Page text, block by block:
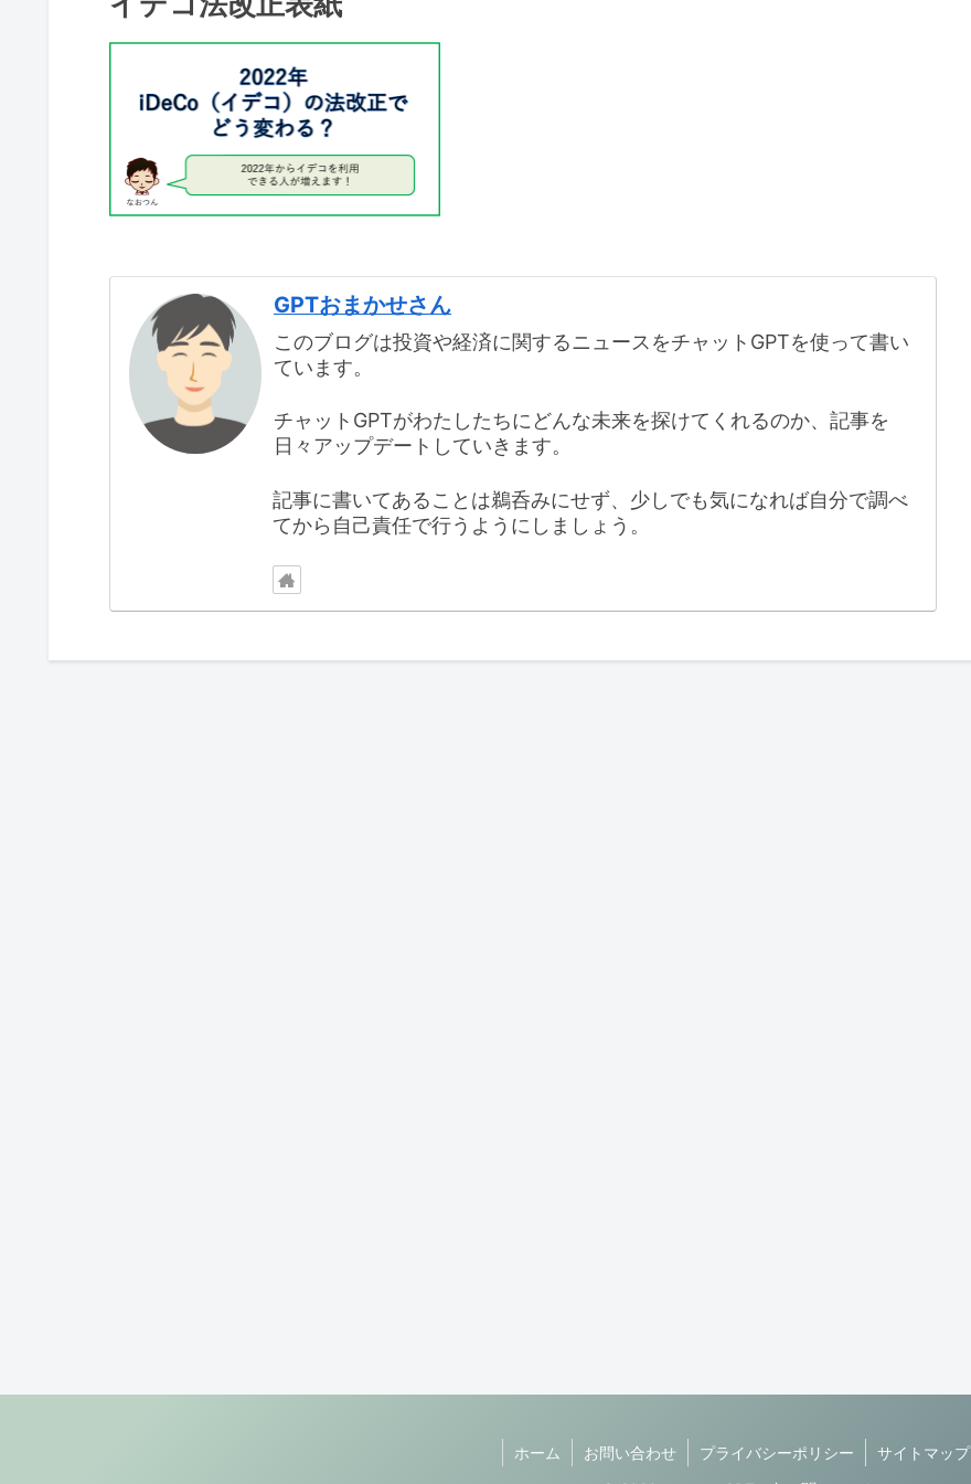
GPTおまかせさん
このブログは投資や経済に関するニュースをチャットGPTを使って書い
ています。
チャットGPTがわたしたちにどんな未来を探けてくれるのか、記事を
日々アップデートしていきます。
記事に書いてあることは鵜呑みにせず、少しでも気になれば自分で調べ
てから自己責任で行うようにしましょう。
ホーム お問い合わせ プライバシーポリシー
サイトマップ